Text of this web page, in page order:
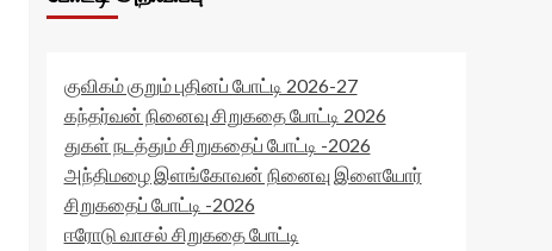
குவிகம் குறும் புதினப் போட்டி 2026-27
கந்தர்வன் நினைவு சிறுகதை போட்டி 2026
துகள் நடத்தும் சிறுகதைப் போட்டி -2026
அந்திமழை இளங்கோவன் நினைவு இளையோர்
சிறுகதைப் போட்டி -2026
ஈரோடு வாசல் சிறுகதை போட்டி